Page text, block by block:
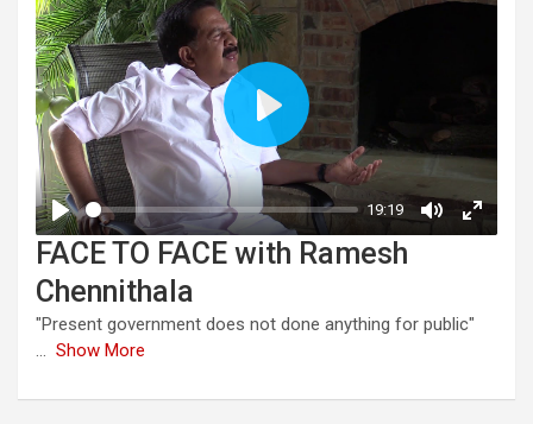
FACE TO FACE with Ramesh
Chennithala
"Present government does not done anything for public"
... Show More